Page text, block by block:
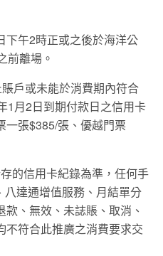
下午2時正或之後於海洋公
前離場。
戶或未能於消費期內符合
1月2日到期付款日之信用卡
一張$385/張、優越門票
的信用卡紀錄為準，任何手
達通增值服務、月結單分
、無效、未誌賬、取消、
不符合此推廣之消費要求交